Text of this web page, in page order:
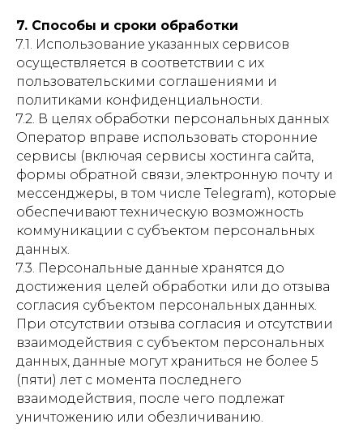
7. Способы и сроки обработки
7.1. Использование указанных сервисов
осуществляется в соответствии с их
пользовательскими соглашениями и
политиками конфиденциальности.
7.2. В целях обработки персональных данных
Оператор вправе использовать сторонние
сервисы (включая сервисы хостинга сайта,
формы обратной связи, электронную почту и
мессенджеры, в том числе Telegram), которые
обеспечивают техническую возможность
коммуникации с субъектом персональных
данных.
7.3. Персональные данные хранятся до
достижения целей обработки или до отзыва
согласия субъектом персональных данных.
При отсутствии отзыва согласия и отсутствии
взаимодействия с субъектом персональных
данных, данные могут храниться не более 5
(пяти) лет с момента последнего
взаимодействия, после чего подлежат
уничтожению или обезличиванию.